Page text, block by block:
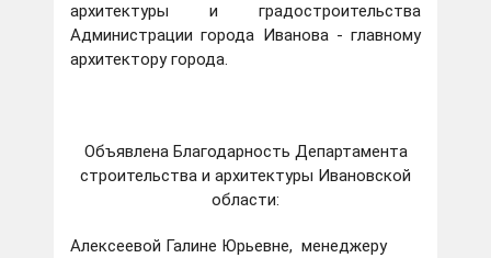
архитектуры и градостроительства
Администрации города Иванова - главному
архитектору города.
Объявлена Благодарность Департамента
строительства и архитектуры Ивановской
области:
Алексеевой Галине Юрьевне, менеджеру